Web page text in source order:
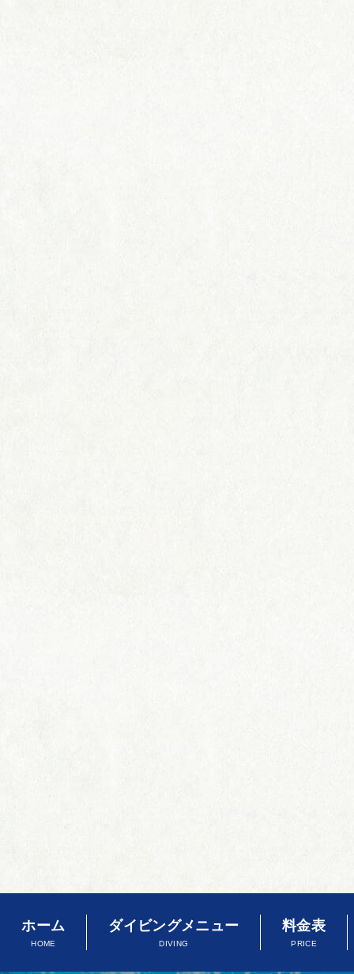
ホーム
HOME
ダイビングメニュー
DIVING
料金表
PRICE